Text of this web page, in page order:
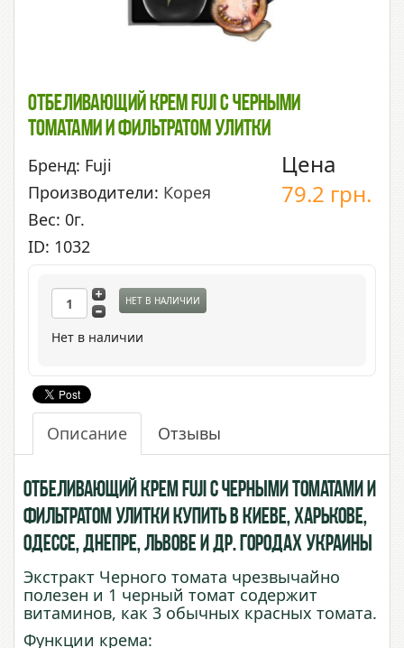
Отбеливающий Крем Fuji С Черными
Томатами И Фильтратом Улитки
Бренд: Fuji
Производители: Корея
Вес: 0г.
ID: 1032
Цена
79.2 грн.
НЕТ В НАЛИЧИИ
Нет в наличии
Описание Отзывы
Отбеливающий крем Fuji с Черными Томатами и
Фильтратом Улитки купить в Киеве, Харькове,
Одессе, Днепре, Львове и др. городах Украины
Экстракт Черного томата чрезвычайно
полезен и 1 черный томат содержит
витаминов, как 3 обычных красных томата.
Функции крема: